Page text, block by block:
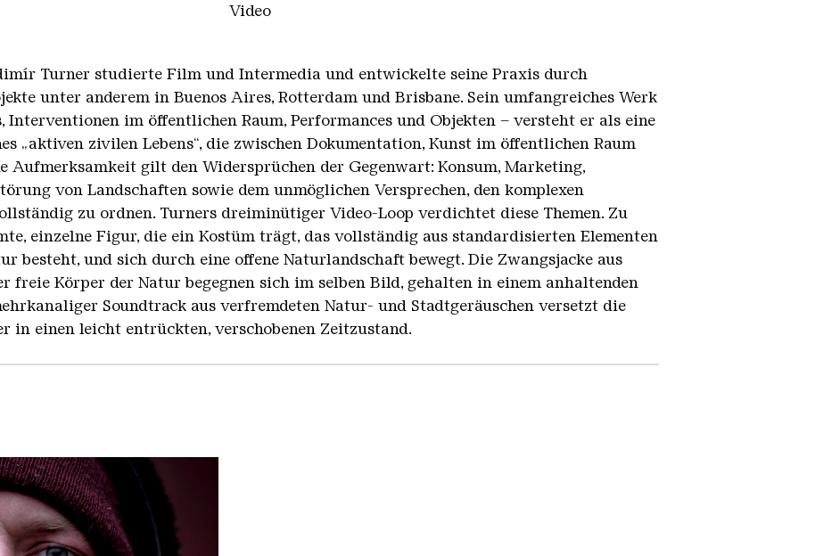
Video
Turner studierte Film und Intermedia und entwickelte seine Praxis durch
unter anderem in Buenos Aires, Rotterdam und Brisbane. Sein umfangreiches Werk
Interventionen im öffentlichen Raum, Performances und Objekten – versteht er als eine
„aktiven zivilen Lebens“, die zwischen Dokumentation, Kunst im öffentlichen Raum
Aufmerksamkeit gilt den Widersprüchen der Gegenwart: Konsum, Marketing,
von Landschaften sowie dem unmöglichen Versprechen, den komplexen
zu ordnen. Turners dreiminütiger Video-Loop verdichtet diese Themen. Zu
einzelne Figur, die ein Kostüm trägt, das vollständig aus standardisierten Elementen
besteht, und sich durch eine offene Naturlandschaft bewegt. Die Zwangsjacke aus
freie Körper der Natur begegnen sich im selben Bild, gehalten in einem anhaltenden
Soundtrack aus verfremdeten Natur- und Stadtgeräuschen versetzt die
in einen leicht entrückten, verschobenen Zeitzustand.